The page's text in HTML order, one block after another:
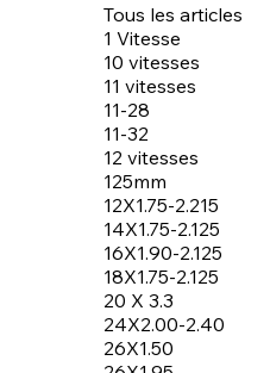
Tous les articles
1 Vitesse
10 vitesses
11 vitesses
11-28
11-32
12 vitesses
125mm
12X1.75-2.215
14X1.75-2.125
16X1.90-2.125
18X1.75-2.125
20 X 3.3
24X2.00-2.40
26X1.50